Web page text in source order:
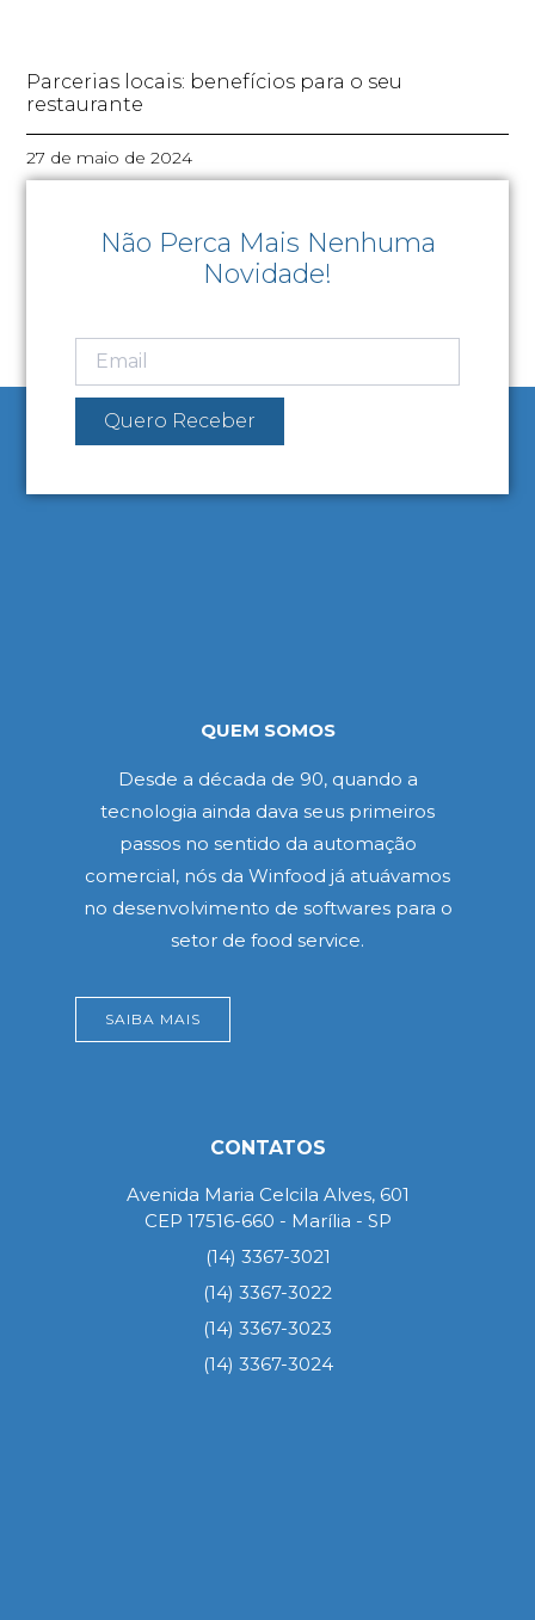
Parcerias locais: benefícios para o seu
restaurante
27 de maio de 2024
Não Perca Mais Nenhuma
Novidade!
Quero Receber
QUEM SOMOS
Desde a década de 90, quando a
tecnologia ainda dava seus primeiros
passos no sentido da automação
comercial, nós da Winfood já atuávamos
no desenvolvimento de softwares para o
setor de food service.
SAIBA MAIS
CONTATOS
Avenida Maria Celcila Alves, 601
CEP 17516-660 - Marília - SP
(14) 3367-3021
(14) 3367-3022
(14) 3367-3023
(14) 3367-3024